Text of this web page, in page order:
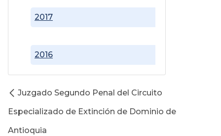
2016
2017
Juzgado Segundo Penal del Circuito
Especializado de Extinción de Dominio de
Antioquia